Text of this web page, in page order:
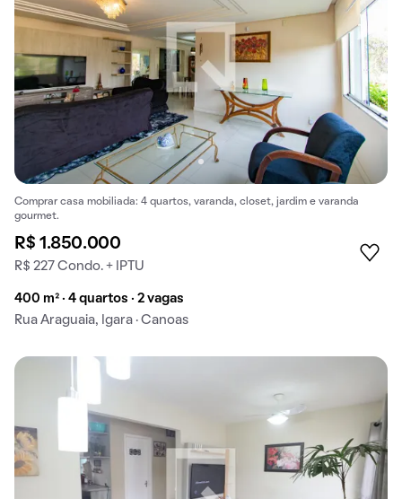
Comprar casa mobiliada: 4 quartos, varanda, closet, jardim e varanda
gourmet.
R$ 1.850.000
R$ 227 Condo. + IPTU
400 m² · 4 quartos · 2 vagas
Rua Araguaia, Igara · Canoas